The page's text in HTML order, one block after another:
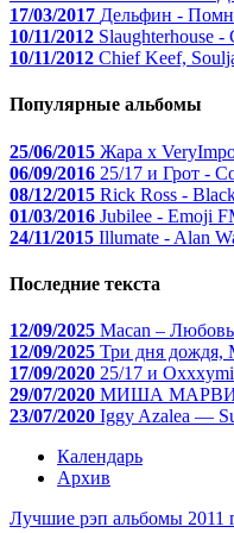
17/03/2017 Дельфин -
10/11/2012 Slaughterhouse -
10/11/2012 Chief Keef,
Популярные альбомы
25/06/2015 Жара x
06/09/2016 25/17 и Грот -
08/12/2015 Rick Ross -
01/03/2016 Jubilee - Emoji
24/11/2015 Illumate - Alan
Последние текста
12/09/2025 Macan –
12/09/2025 Три дня дождя,
17/09/2020 25/17 и
29/07/2020 МИША МАРВИН
23/07/2020 Iggy Azalea —
Календарь
Архив
Лучшие рэп альбомы 2011